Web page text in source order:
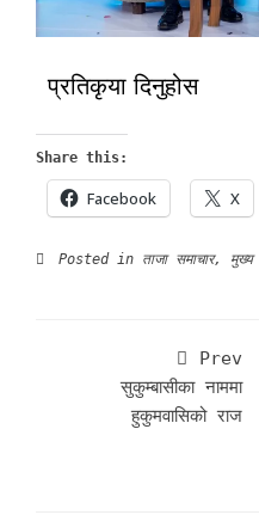
प्रतिकृया दिनुहोस
Share this:
Facebook X
Posted in ताजा समाचार, मुख्य
Prev
सुकुम्बासीका नाममा
हुकुमवासिको राज